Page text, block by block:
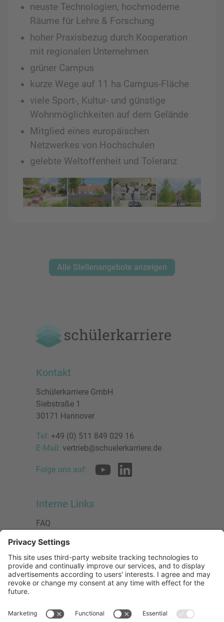
neuste Technologien, hochmoderne
Räume für Lehre & Forschung
hoher Praxisbezug durch Kooperation
mit regionalen Unternehmen
grüner Campus
kurze Wege auf 11 ha Campus-Fläche
viele Sport-, Kultur- und günstige
Wohnmöglichkeiten auf dem Gelände
Mitglied eines europäischen
Netzwerkes von Hochschulen
gelebte Weltoffenheit und Toleranz
Alle Stellenangebote anzeigen
Kontakt
Schülerkarriere GmbH
Siebstraße 1
30171 Hannover
Tel: +49 (0) 511 849 029 16
E-Mail: vertrieb@schuelerkarriere.de
Folge uns auf:
Interne Links
FAQ
Datenschutzerklärung
Impressum
Presse
Urheberrecht
Mitglied bei: